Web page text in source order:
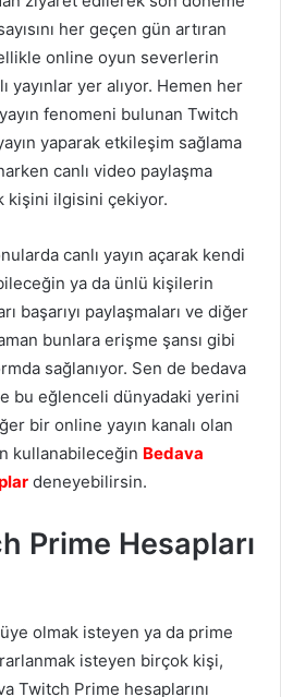
her geçen gün artıran
online oyun severlerin
yayınlar yer alıyor. Hemen her
fenomeni bulunan Twitch
yaparak etkileşim sağlama
canlı video paylaşma
kişini ilgisini çekiyor.
canlı yayın açarak kendi
ya da ünlü kişilerin
başarıyı paylaşmaları ve diğer
bunlara erişme şansı gibi
sağlanıyor. Sen de bedava
bu eğlenceli dünyadaki yerini
bir online yayın kanalı olan
kullanabileceğin Bedava
deneyebilirsin.
Prime Hesapları
olmak isteyen ya da prime
isteyen birçok kişi,
Twitch Prime hesaplarını